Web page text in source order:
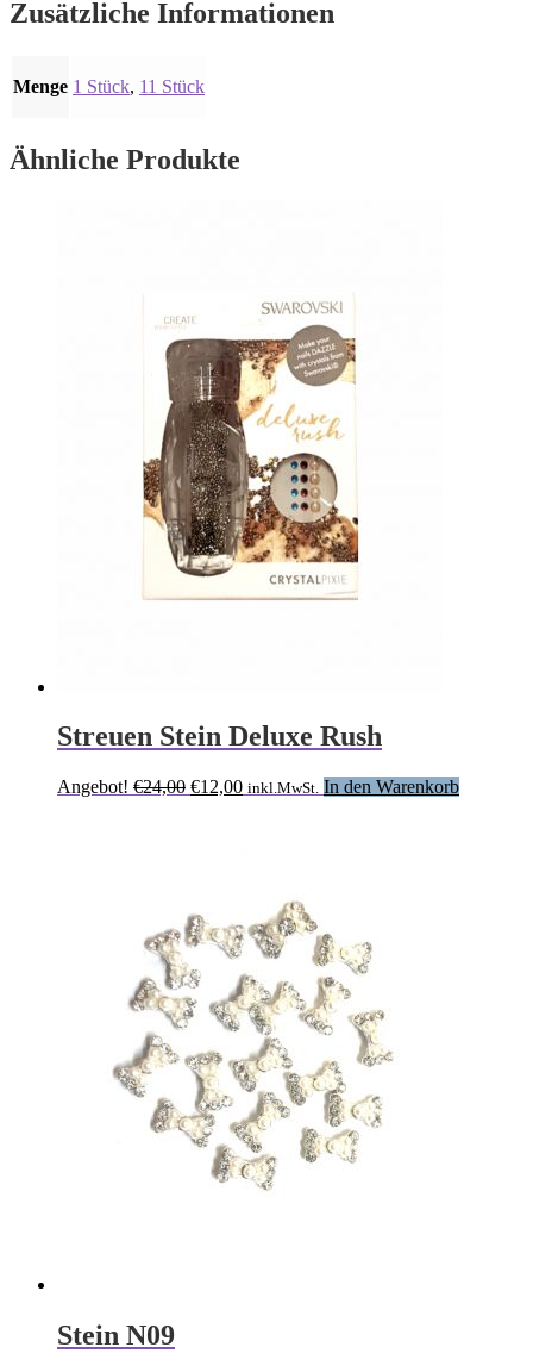
Zusätzliche Informationen
Menge 1 Stück, 11 Stück
Ähnliche Produkte
Streuen Stein Deluxe Rush
Angebot! €24,00 Ursprünglicher
€12,00Aktueller
inkl.MwSt. In den Warenkorb
Stein N09